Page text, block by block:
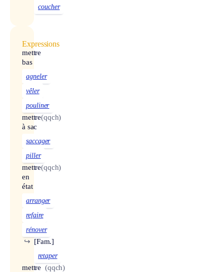
coucher
Expressions
mettre
bas
agneler
vêler
pouliner
mettre
à sac
(qqch)
saccager
piller
mettre
en
état
(qqch)
arranger
refaire
rénover
[Fam.]
↪
retaper
mettre (qqch)